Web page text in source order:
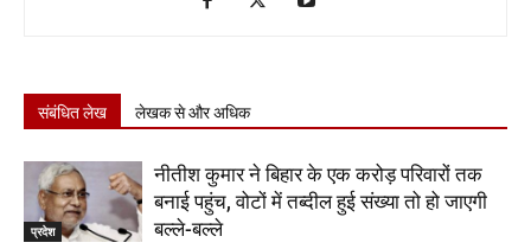
संबंधित लेख लेखक से और अधिक
प्रदेश
नीतीश कुमार ने बिहार के एक करोड़ परिवारों तक
बनाई पहुंच, वोटों में तब्दील हुई संख्या तो हो जाएगी
बल्ले-बल्ले